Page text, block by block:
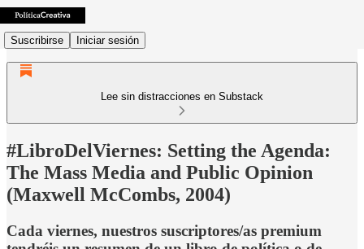
Suscribirse Iniciar sesión
Lee sin distracciones en Substack
#LibroDelViernes: Setting the Agenda:
The Mass Media and Public Opinion
(Maxwell McCombs, 2004)
Cada viernes, nuestros suscriptores/as premium